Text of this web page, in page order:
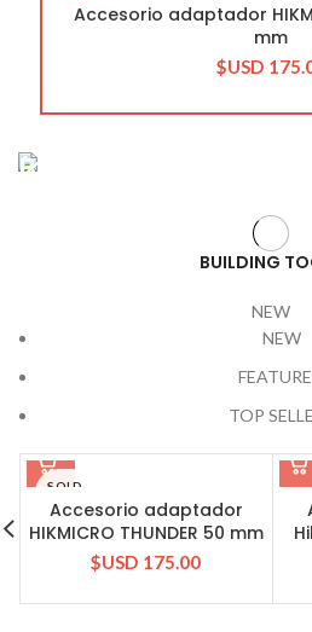
Accesorio adaptador
mm
$USD
Building Tools
BUILDING
NEW
NEW
TOP
SOLD
OUT
Accesorio adaptador
HIKMICRO THUNDER 50 mm
$USD 175.00